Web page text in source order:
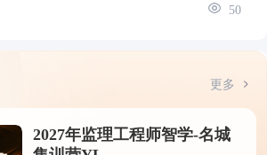
50
更多
2027年监理工程师智学-名城